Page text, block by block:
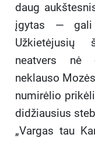
daug
įgytas — gali
Užkietėjusių
neatvers nė
neklauso
numirėlio
didžiausius
„Vargas tau